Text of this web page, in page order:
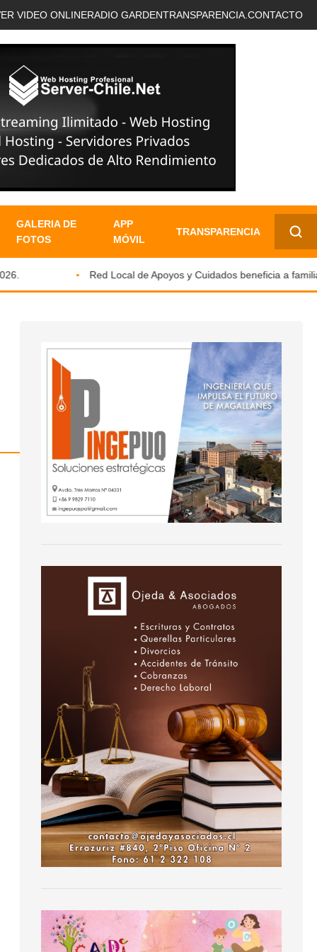
VIDEO ONLINERADIO GARDENTRANSPARENCIA. CONTACTO
GALERIA DE
FOTOS
APP
MÓVIL
TRANSPARENCIA
✕
Red Local de Apoyos y Cuidados beneficia a